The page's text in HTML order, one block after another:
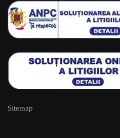
Sitemap